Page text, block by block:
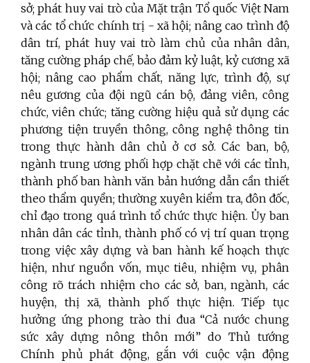
sở; phát huy vai trò của Mặt trận Tổ quốc Việt Nam
và các tổ chức chính trị - xã hội; nâng cao trình độ
dân trí, phát huy vai trò làm chủ của nhân dân,
tăng cường pháp chế, bảo đảm kỷ luật, kỷ cương xã
hội; nâng cao phẩm chất, năng lực, trình độ, sự
nêu gương của đội ngũ cán bộ, đảng viên, công
chức, viên chức; tăng cường hiệu quả sử dụng các
phương tiện truyền thông, công nghệ thông tin
trong thực hành dân chủ ở cơ sở. Các ban, bộ,
ngành trung ương phối hợp chặt chẽ với các tỉnh,
thành phố ban hành văn bản hướng dẫn cần thiết
theo thẩm quyền; thường xuyên kiểm tra, đôn đốc,
chỉ đạo trong quá trình tổ chức thực hiện. Ủy ban
nhân dân các tỉnh, thành phố có vị trí quan trọng
trong việc xây dựng và ban hành kế hoạch thực
hiện, như nguồn vốn, mục tiêu, nhiệm vụ, phân
công rõ trách nhiệm cho các sở, ban, ngành, các
huyện, thị xã, thành phố thực hiện. Tiếp tục
hưởng ứng phong trào thi đua “Cả nước chung
sức xây dựng nông thôn mới” do Thủ tướng
Chính phủ phát động, gắn với cuộc vận động